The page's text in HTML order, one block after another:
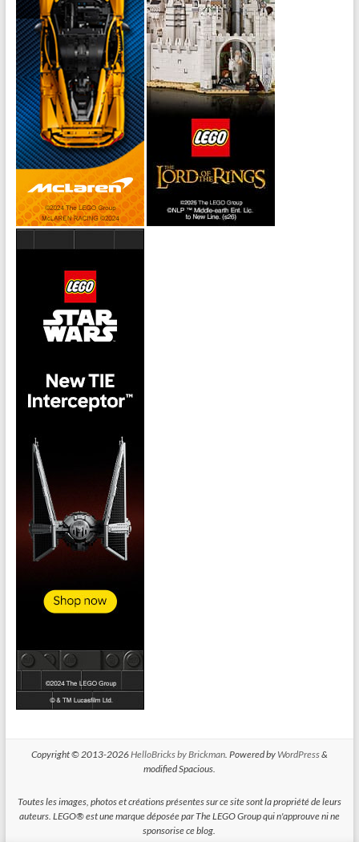
Copyright © 2013-2026HelloBricks by Brickman. Powered by WordPress&
modified Spacious.
Toutes les images, photos et créations présentes sur ce site sont la propriété de leurs
auteurs. LEGO® est une marque déposée par The LEGO Group qui n'approuve ni ne
sponsorise ce blog.